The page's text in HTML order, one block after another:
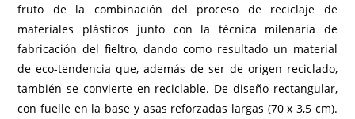
fruto de la combinación del proceso de reciclaje de
materiales plásticos junto con la técnica milenaria de
fabricación del fieltro, dando como resultado un material
de eco-tendencia que, además de ser de origen reciclado,
también se convierte en reciclable. De diseño rectangular,
con fuelle en la base y asas reforzadas largas (70 x 3,5 cm).